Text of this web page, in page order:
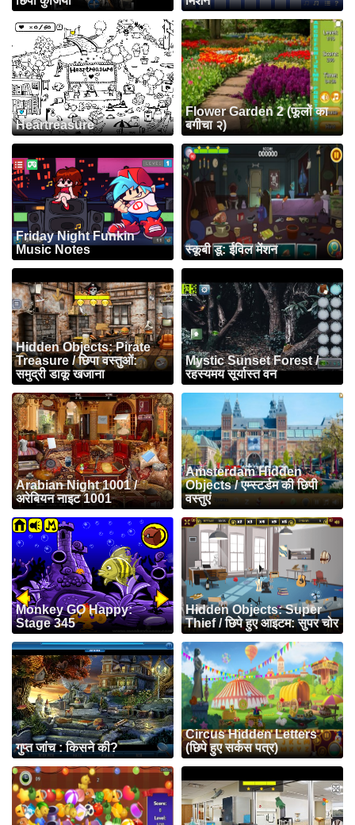
Heartreasure
Flower Garden 2 (फूलों का
बगीचा २)
Friday Night Funkin
Music Notes
स्कूबी डू: ईविल मेंशन
Hidden Objects: Pirate
Treasure / छिपा वस्तुओं:
समुद्री डाकू खजाना
Mystic Sunset Forest /
रहस्यमय सूर्यास्त वन
Arabian Night 1001 /
अरेबियन नाइट 1001
Amsterdam Hidden
Objects / एम्स्टर्डम की छिपी
वस्तुएं
Monkey GO Happy:
Stage 345
Hidden Objects: Super
Thief / छिपे हुए आइटम: सुपर चोर
गुप्त जांच : किसने की?
Circus Hidden Letters
(छिपे हुए सर्कस पत्र)